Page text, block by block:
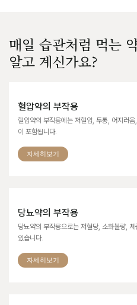
매일 습관처럼 먹는
알고 계신가요?
혈압약의 부작용
혈압약의 부작용에는 저혈압, 두통, 어지러
이 포함됩니다.
자세히보기
당뇨약의 부작용
당뇨약의 부작용으로는 저혈당, 소화불량,
있습니다.
자세히보기